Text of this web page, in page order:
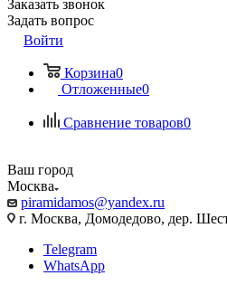
Заказать звонок
Задать вопрос
Войти
Корзина0
Отложенные0
Сравнение товаров0
Ваш город
Москва
piramidamos@yandex.ru
г. Москва, Домодедово, дер.
Telegram
WhatsApp